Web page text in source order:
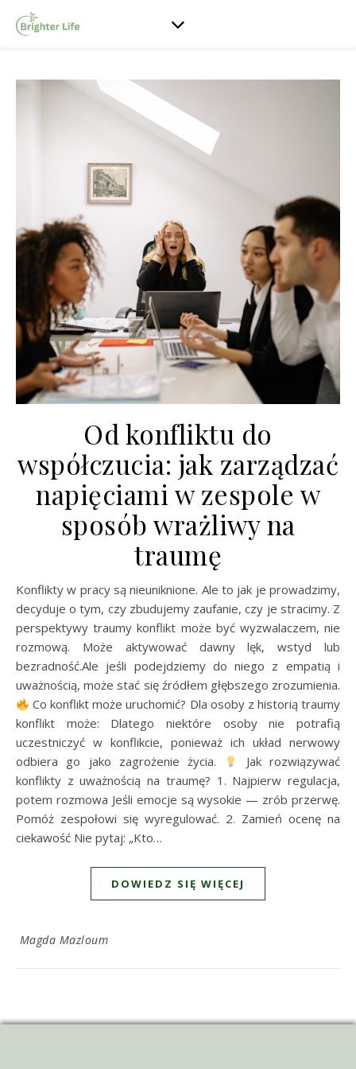
Od konfliktu do
współczucia: jak zarządzać
napięciami w zespole w
sposób wrażliwy na
traumę
Konflikty w pracy są nieuniknione. Ale to jak je prowadzimy,
decyduje o tym, czy zbudujemy zaufanie, czy je stracimy. Z
perspektywy traumy konflikt może być wyzwalaczem, nie
rozmową. Może aktywować dawny lęk, wstyd lub
bezradność.Ale jeśli podejdziemy do niego z empatią i
uważnością, może stać się źródłem głębszego zrozumienia.
Co konflikt może uruchomić? Dla osoby z historią traumy
konflikt może: Dlatego niektóre osoby nie potrafią
uczestniczyć w konflikcie, ponieważ ich układ nerwowy
odbiera go jako zagrożenie życia.
Jak rozwiązywać
konflikty z uważnością na traumę? 1. Najpierw regulacja,
potem rozmowa Jeśli emocje są wysokie — zrób przerwę.
Pomóż zespołowi się wyregulować. 2. Zamień ocenę na
ciekawość Nie pytaj: „Kto…
DOWIEDZ SIĘ WIĘCEJ
Magda Mazloum